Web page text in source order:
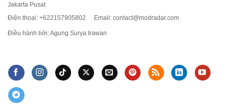
Jakarta Pusat
Điện thoại: +622157905802
Email: contact@modradar.com
Điều hành bởi: Agung Surya Irawan